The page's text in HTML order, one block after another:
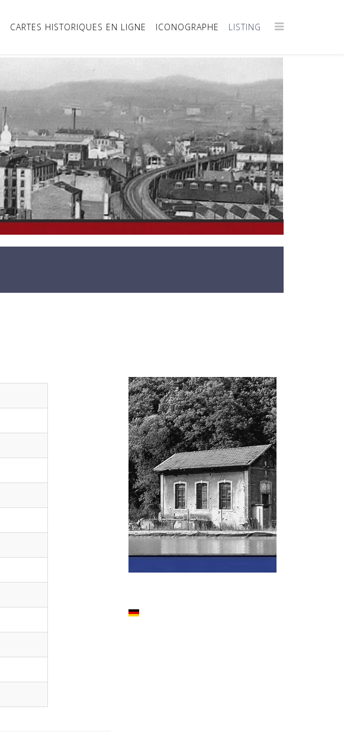
CARTES HISTORIQUES EN LIGNE ICONOGRAPHE LISTING